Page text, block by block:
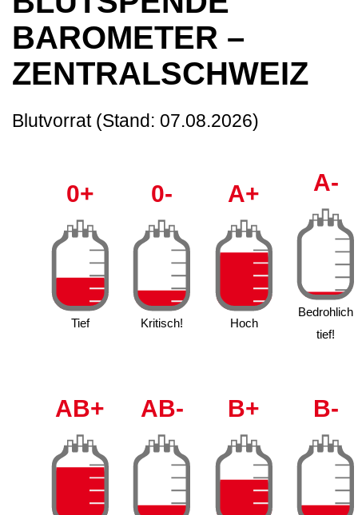
BAROMETER –
ZENTRALSCHWEIZ
Blutvorrat (Stand: 07.08.2026)
0+
Tief
0-
Kritisch!
A+
Hoch
A-
Bedrohlich
tief!
AB+ AB- B+ B-